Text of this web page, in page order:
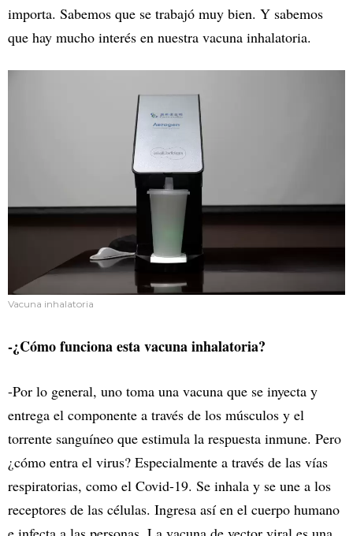
importa. Sabemos que se trabajó muy bien. Y sabemos
que hay mucho interés en nuestra vacuna inhalatoria.
Vacuna inhalatoria
-¿Cómo funciona esta vacuna inhalatoria?
-Por lo general, uno toma una vacuna que se inyecta y
entrega el componente a través de los músculos y el
torrente sanguíneo que estimula la respuesta inmune. Pero
¿cómo entra el virus? Especialmente a través de las vías
respiratorias, como el Covid-19. Se inhala y se une a los
receptores de las células. Ingresa así en el cuerpo humano